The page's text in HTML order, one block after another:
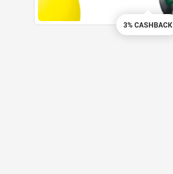
3% CASHBACK